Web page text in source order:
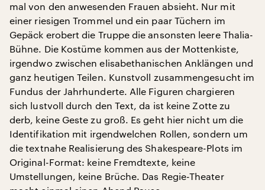
mal von den anwesenden Frauen absieht. Nur mit
einer riesigen Trommel und ein paar Tüchern im
Gepäck erobert die Truppe die ansonsten leere Thalia-
Bühne. Die Kostüme kommen aus der Mottenkiste,
irgendwo zwischen elisabethanischen Anklängen und
ganz heutigen Teilen. Kunstvoll zusammengesucht im
Fundus der Jahrhunderte. Alle Figuren chargieren
sich lustvoll durch den Text, da ist keine Zotte zu
derb, keine Geste zu groß. Es geht hier nicht um die
Identifikation mit irgendwelchen Rollen, sondern um
die textnahe Realisierung des Shakespeare-Plots im
Original-Format: keine Fremdtexte, keine
Umstellungen, keine Brüche. Das Regie-Theater